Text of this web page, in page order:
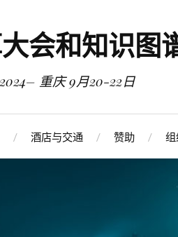
会和知识图
重庆 9月20-22日
酒店与交通 赞助